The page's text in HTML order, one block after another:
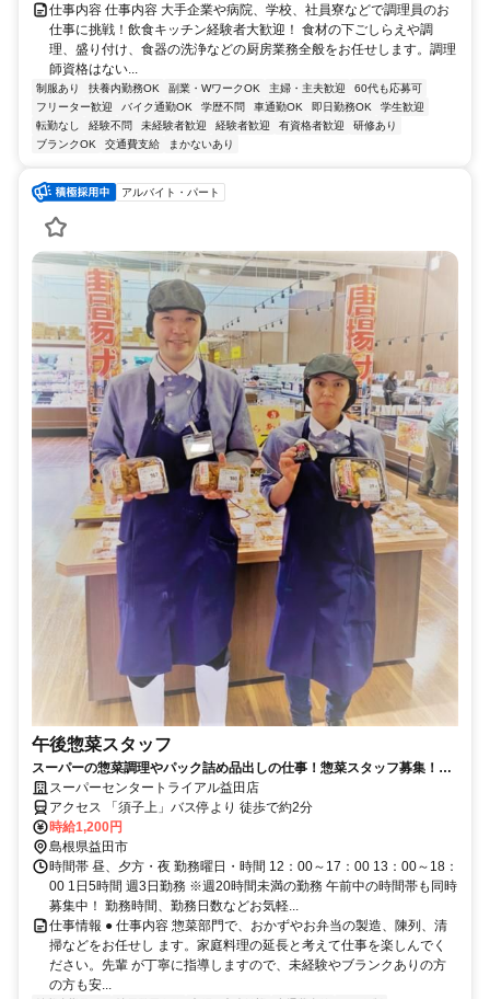
仕事内容 仕事内容 大手企業や病院、学校、社員寮などで調理員のお
仕事に挑戦！飲食キッチン経験者大歓迎！ 食材の下ごしらえや調
理、盛り付け、食器の洗浄などの厨房業務全般をお任せします。調理
師資格はない...
制服あり 扶養内勤務OK 副業・WワークOK 主婦・主夫歓迎
60代も応募可
フリーター歓迎
バイク通勤OK 学歴不問 車通勤OK 即日勤務OK
学生歓迎
転勤なし
経験不問 未経験者歓迎 経験者歓迎 有資格者歓迎
研修あり
ブランクOK
交通費支給 まかないあり
アルバイト・パート
午後惣菜スタッフ
スーパーの惣菜調理やパック詰め品出しの仕事！惣菜スタッフ募集！午
後からゆっくり勤務♪
スーパーセンタートライアル益田店
アクセス 「須子上」バス停より 徒歩で約2分
時給1,200円
島根県益田市
時間帯 昼、夕方・夜 勤務曜日・時間 12：00～17：00 13：00～18：
00 1日5時間 週3日勤務 ※週20時間未満の勤務 午前中の時間帯も同時
募集中！ 勤務時間、勤務日数などお気軽...
仕事情報 ● 仕事内容 惣菜部門で、おかずやお弁当の製造、陳列、清
掃などをお任せし ます。家庭料理の延長と考えて仕事を楽しんでく
ださい。先輩 が丁寧に指導しますので、未経験やブランクありの方
の方も安...